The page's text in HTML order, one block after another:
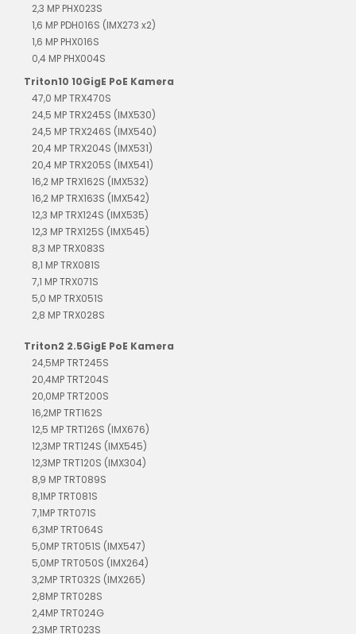
2,3 MP PHX023S
1,6 MP PDH016S (IMX273 x2)
1,6 MP PHX016S
0,4 MP PHX004S
Triton10 10GigE PoE Kamera
47,0 MP TRX470S
24,5 MP TRX245S (IMX530)
24,5 MP TRX246S (IMX540)
20,4 MP TRX204S (IMX531)
20,4 MP TRX205S (IMX541)
16,2 MP TRX162S (IMX532)
16,2 MP TRX163S (IMX542)
12,3 MP TRX124S (IMX535)
12,3 MP TRX125S (IMX545)
8,3 MP TRX083S
8,1 MP TRX081S
7,1 MP TRX071S
5,0 MP TRX051S
2,8 MP TRX028S
Triton2 2.5GigE PoE Kamera
24,5MP TRT245S
20,4MP TRT204S
20,0MP TRT200S
16,2MP TRT162S
12,5 MP TRT126S (IMX676)
12,3MP TRT124S (IMX545)
12,3MP TRT120S (IMX304)
8,9 MP TRT089S
8,1MP TRT081S
7,1MP TRT071S
6,3MP TRT064S
5,0MP TRT051S (IMX547)
5,0MP TRT050S (IMX264)
3,2MP TRT032S (IMX265)
2,8MP TRT028S
2,4MP TRT024G
2,3MP TRT023S